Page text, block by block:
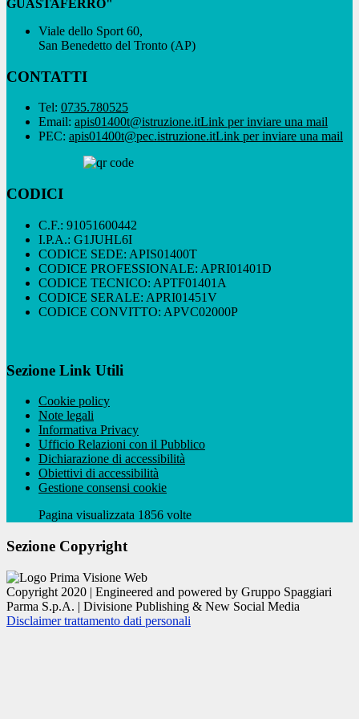
GUASTAFERRO"
Viale dello Sport 60,
San Benedetto del Tronto (AP)
CONTATTI
Tel: 0735.780525
Email: apis01400t@istruzione.itLink per inviare una mail
PEC: apis01400t@pec.istruzione.itLink per inviare una mail
CODICI
C.F.: 91051600442
I.P.A.: G1JUHL6I
CODICE SEDE: APIS01400T
CODICE PROFESSIONALE: APRI01401D
CODICE TECNICO: APTF01401A
CODICE SERALE: APRI01451V
CODICE CONVITTO: APVC02000P
Sezione Link Utili
Cookie policy
Note legali
Informativa Privacy
Ufficio Relazioni con il Pubblico
Dichiarazione di accessibilità
Obiettivi di accessibilità
Gestione consensi cookie
Pagina visualizzata 1856 volte
Sezione Copyright
Copyright 2020 | Engineered and powered by Gruppo Spaggiari
Parma S.p.A. | Divisione Publishing & New Social Media
Disclaimer trattamento dati personali